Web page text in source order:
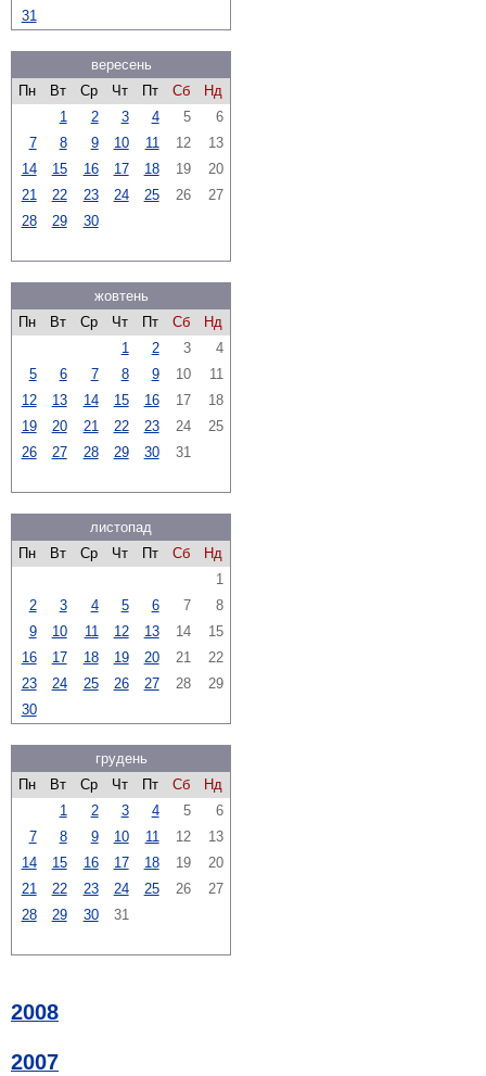
31
вересень
Пн
Вт Ср Чт Пт Сб
Нд
1
2 3 4 5
6
7
8 9 10 11 12
13
14
15 16 17 18 19
20
21
22 23 24 25 26
27
28
29 30
жовтень
Пн
Вт Ср Чт Пт Сб
Нд
1
2 3
4
5
6 7 8 9 10
11
12
13 14 15 16 17
18
19
20 21 22 23 24
25
26
27 28 29 30 31
листопад
Пн
Вт Ср Чт Пт Сб
Нд
1
2
3 4 5 6 7
8
9
10 11 12 13 14
15
16
17 18 19 20 21
22
23
24 25 26 27 28
29
30
грудень
Пн
Вт Ср Чт Пт Сб
Нд
1
2 3 4 5
6
7
8 9 10 11 12
13
14
15 16 17 18 19
20
21
22 23 24 25 26
27
28
29 30 31
2008
2007